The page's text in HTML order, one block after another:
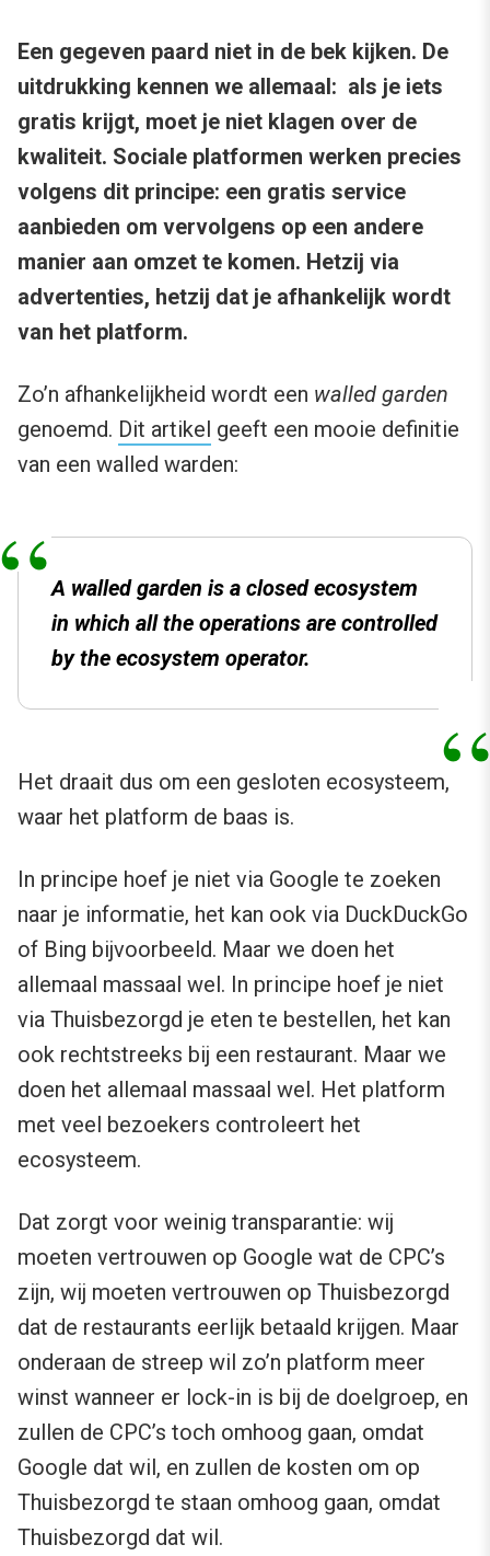
Een gegeven paard niet in de bek kijken. De
uitdrukking kennen we allemaal: als je iets
gratis krijgt, moet je niet klagen over de
kwaliteit. Sociale platformen werken precies
volgens dit principe: een gratis service
aanbieden om vervolgens op een andere
manier aan omzet te komen. Hetzij via
advertenties, hetzij dat je afhankelijk wordt
van het platform.
Zo’n afhankelijkheid wordt een walled garden
genoemd. Dit artikel geeft een mooie definitie
van een walled warden:
A walled garden is a closed ecosystem
in which all the operations are controlled
by the ecosystem operator.
Het draait dus om een gesloten ecosysteem,
waar het platform de baas is.
In principe hoef je niet via Google te zoeken
naar je informatie, het kan ook via DuckDuckGo
of Bing bijvoorbeeld. Maar we doen het
allemaal massaal wel. In principe hoef je niet
via Thuisbezorgd je eten te bestellen, het kan
ook rechtstreeks bij een restaurant. Maar we
doen het allemaal massaal wel. Het platform
met veel bezoekers controleert het
ecosysteem.
Dat zorgt voor weinig transparantie: wij
moeten vertrouwen op Google wat de CPC’s
zijn, wij moeten vertrouwen op Thuisbezorgd
dat de restaurants eerlijk betaald krijgen. Maar
onderaan de streep wil zo’n platform meer
winst wanneer er lock-in is bij de doelgroep, en
zullen de CPC’s toch omhoog gaan, omdat
Google dat wil, en zullen de kosten om op
Thuisbezorgd te staan omhoog gaan, omdat
Thuisbezorgd dat wil.